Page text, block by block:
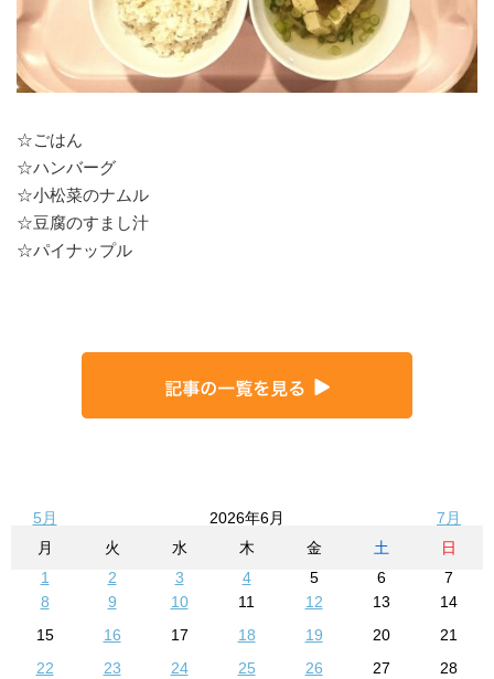
☆ごはん
☆ハンバーグ
☆小松菜のナムル
☆豆腐のすまし汁
☆パイナップル
5月 2026年6月
7月
月
火 水 木 金 土
日
1
2 3 4 5 6
7
8
9 10 11 12 13
14
15
16 17 18 19 20
21
22
23 24 25 26 27
28